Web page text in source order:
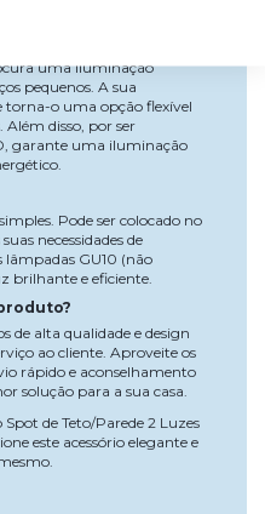
uma iluminação
pequenos. A sua
torna-o uma opção flexível
Além disso, por ser
garante uma iluminação
Pode ser colocado no
necessidades de
GU10 (não
brilhante e eficiente.
de alta qualidade e design
ao cliente. Aproveite os
rápido e aconselhamento
solução para a sua casa.
de Teto/Parede 2 Luzes
este acessório elegante e